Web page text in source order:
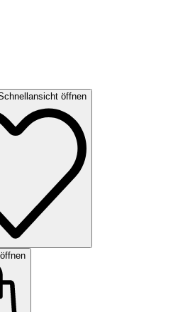
öffnen